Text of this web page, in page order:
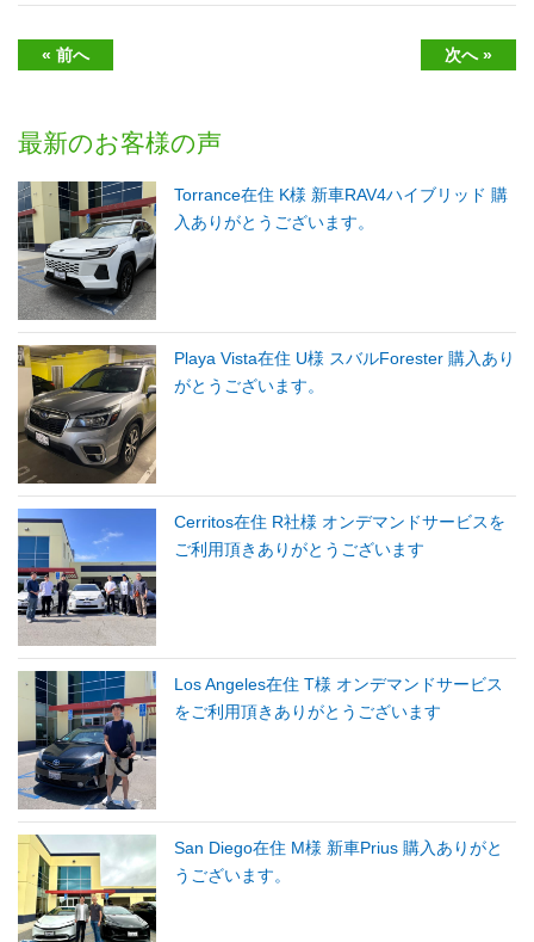
« 前へ 次へ »
最新のお客様の声
Torrance在住 K様 新車RAV4ハイブリッド 購
入ありがとうございます。
Playa Vista在住 U様 スバルForester 購入あり
がとうございます。
Cerritos在住 R社様 オンデマンドサービスを
ご利用頂きありがとうございます
Los Angeles在住 T様 オンデマンドサービス
をご利用頂きありがとうございます
San Diego在住 M様 新車Prius 購入ありがと
うございます。